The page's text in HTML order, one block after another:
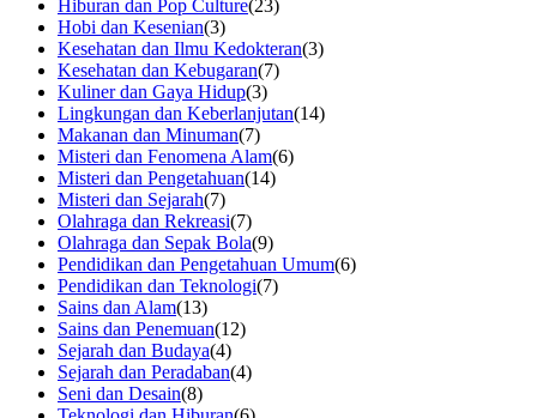
Hiburan dan Pop Culture(23)
Hobi dan Kesenian(3)
Kesehatan dan Ilmu Kedokteran(3)
Kesehatan dan Kebugaran(7)
Kuliner dan Gaya Hidup(3)
Lingkungan dan Keberlanjutan(14)
Makanan dan Minuman(7)
Misteri dan Fenomena Alam(6)
Misteri dan Pengetahuan(14)
Misteri dan Sejarah(7)
Olahraga dan Rekreasi(7)
Olahraga dan Sepak Bola(9)
Pendidikan dan Pengetahuan Umum(6)
Pendidikan dan Teknologi(7)
Sains dan Alam(13)
Sains dan Penemuan(12)
Sejarah dan Budaya(4)
Sejarah dan Peradaban(4)
Seni dan Desain(8)